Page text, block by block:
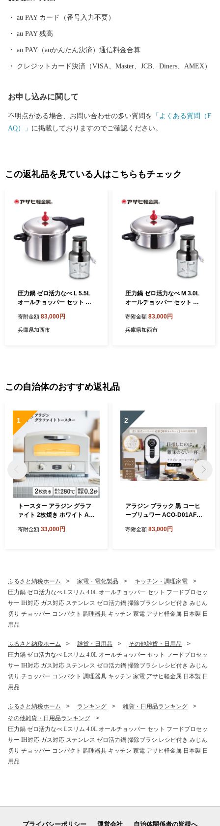
au PAY カード（番号入力不要）
au PAY 残高
au PAY（auかんたん決済）通信料金合算
クレジットカード決済（VISA、Master、JCB、Diners、AMEX）
お申し込みに関して
不明点がある場合、お問い合わせの多い質問を 「よくある質問（F
AQ）」 に掲載しておりますのでご確認ください。
この返礼品を見ている人はこちらもチェック
圧力鍋 ゼロ活力なべ L 5.5L
オールチョッパー セット フ
ス対応 ステンレス ゼロ活力
鍋 掃除ブラシ レシピ付き み
寄附金額 83,000円
兵庫県加西市
圧力鍋 ゼロ活力なべ M 3.0L
オールチョッパー セット フ
ス対応 ステンレス ゼロ活力
鍋 掃除ブラシ レシピ付き み
寄附金額 83,000円
兵庫県加西市
この自治体のおすすめ返礼品
1
トースター アラジン グラフ
ァイト 2枚焼き ホワイト AE
インテリア キッチン 家電 兵
寄附金額 33,000円
2
アラジン ブラック 黒 コーヒ
ーブリュワー ACO-D01AF A
琲 コーヒー ドリップコーヒ
寄附金額 83,000円
ふるさと納税ホーム 家電・電化製品
キッチン・調理家電
圧力鍋 ゼロ活力なべ Lスリム 4.0L オールチョッパー セット フードプロセッ
サー IH対応 ガス対応 ステンレス ゼロ活力鍋 掃除ブラシ レシピ付き みじん
切り チョッパー コンパクト 調理器具 キッチン 家電 アサヒ軽金属 日本製 日
用品
ふるさと納税ホーム 雑貨・日用品
その他雑貨・日用品
圧力鍋 ゼロ活力なべ Lスリム 4.0L オールチョッパー セット フードプロセッ
サー IH対応 ガス対応 ステンレス ゼロ活力鍋 掃除ブラシ レシピ付き みじん
切り チョッパー コンパクト 調理器具 キッチン 家電 アサヒ軽金属 日本製 日
用品
ふるさと納税ホーム ランキング
雑貨・日用品ランキング
その他雑貨・日用品ランキング
圧力鍋 ゼロ活力なべ Lスリム 4.0L オールチョッパー セット フードプロセッ
サー IH対応 ガス対応 ステンレス ゼロ活力鍋 掃除ブラシ レシピ付き みじん
切り チョッパー コンパクト 調理器具 キッチン 家電 アサヒ軽金属 日本製 日
用品
プライバシーポリシー 運営会社 自治体関係者の皆様へ